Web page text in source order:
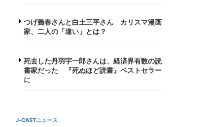
つげ義春さんと白土三平さん カリスマ漫画
家、二人の「違い」とは？
死去した丹羽宇一郎さんは、経済界有数の読
書家だった 『死ぬほど読書』ベストセラー
に
J-CASTニュース